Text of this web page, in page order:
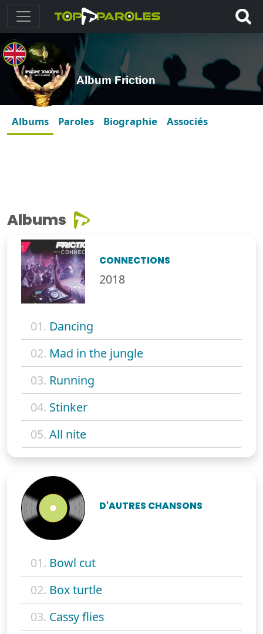
Album Friction
Albums Paroles Biographie Associés
Albums
CONNECTIONS
2018
01. Dancing
02. Mad in the jungle
03. Running
04. Stinker
05. All nite
D'AUTRES CHANSONS
01. Bowl cut
02. Box turtle
03. Cassy flies